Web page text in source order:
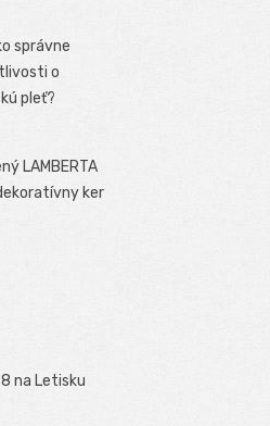
správne
o
pleť?
LAMBERTA
ker
na Letisku